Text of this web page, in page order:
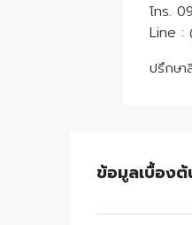
โทร.
Line :
ปรึกษ
ข้อมูลเบื้องต้